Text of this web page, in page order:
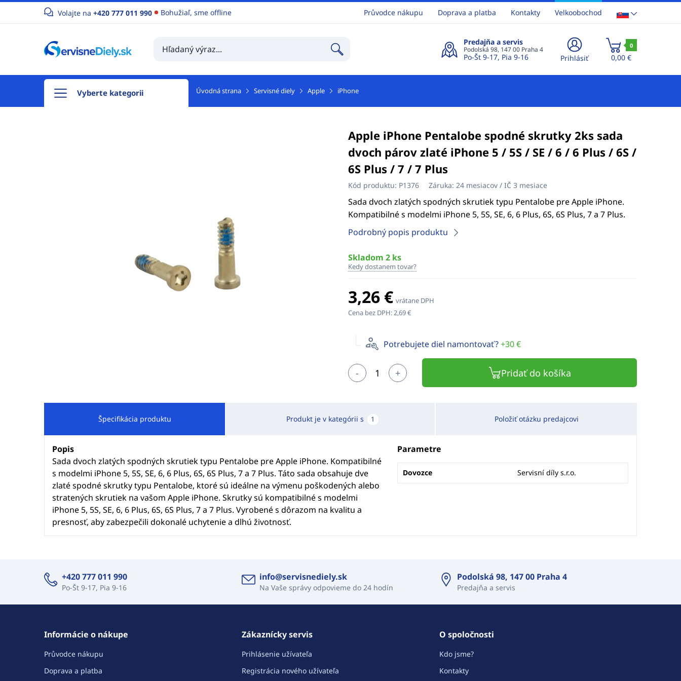
Volajte na +420 777 011 990 Bohužiaľ, sme offline Průvodce nákupu Doprava a platba Kontakty Velkoobochod
Predajňa a servis
Podolská 98, 147 00 Praha 4
Po-Št 9-17, Pia 9-16 Prihlásiť
0
0,00 €
Vyberte kategorii Úvodná strana Servisné diely Apple iPhone
Apple iPhone Pentalobe spodné skrutky 2ks sada
dvoch párov zlaté iPhone 5 / 5S / SE / 6 / 6 Plus / 6S /
6S Plus / 7 / 7 Plus
Kód produktu: P1376 Záruka: 24 mesiacov / IČ 3 mesiace
Sada dvoch zlatých spodných skrutiek typu Pentalobe pre Apple iPhone.
Kompatibilné s modelmi iPhone 5, 5S, SE, 6, 6 Plus, 6S, 6S Plus, 7 a 7 Plus.
Podrobný popis produktu
Skladom 2 ks
Kedy dostanem tovar?
3,26 € vrátane DPH
Cena bez DPH:2,69 €
Potrebujete diel namontovať?+30 €
- + Pridať do košíka
Špecifikácia produktu Produkt je v kategórii s 1 Položiť otázku predajcovi
Popis
Sada dvoch zlatých spodných skrutiek typu Pentalobe pre Apple iPhone. Kompatibilné
s modelmi iPhone 5, 5S, SE, 6, 6 Plus, 6S, 6S Plus, 7 a 7 Plus. Táto sada obsahuje dve
zlaté spodné skrutky typu Pentalobe, ktoré sú ideálne na výmenu poškodených alebo
stratených skrutiek na vašom Apple iPhone. Skrutky sú kompatibilné s modelmi
iPhone 5, 5S, SE, 6, 6 Plus, 6S, 6S Plus, 7 a 7 Plus. Vyrobené s dôrazom na kvalitu a
presnosť, aby zabezpečili dokonalé uchytenie a dlhú životnosť.
Parametre
Dovozce Servisní díly s.r.o.
+420 777 011 990
Po-Št 9-17, Pia 9-16
info@servisnediely.sk
Na Vaše správy odpovieme do 24 hodín
Podolská 98, 147 00 Praha 4
Predajňa a servis
Informácie o nákupe
Průvodce nákupu
Doprava a platba
Zákaznícky servis
Prihlásenie užívateľa
Registrácia nového užívateľa
O spoločnosti
Kdo jsme?
Kontakty